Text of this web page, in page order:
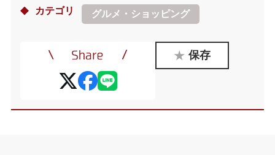
カテゴリ グルメ・ショッピング
保存